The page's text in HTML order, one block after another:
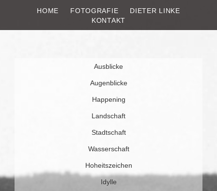
HOME FOTOGRAFIE
DIETER LINKE
KONTAKT
DIETER LINKE
Ausblicke
Augenblicke
Happening
Landschaft
Stadtschaft
Wasserschaft
Hoheitszeichen
Idylle